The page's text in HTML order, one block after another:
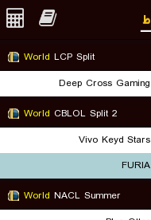
World LCP Split
Deep Cross Gaming
World CBLOL Split 2
Vivo Keyd Stars
FURIA
World NACL Summer